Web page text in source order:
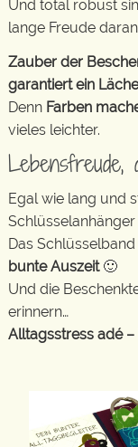
Und total robust
lange Freude
Zauber der
garantiert ein
Denn Farben
vieles leichter.
Egal wie lang und
Das
bunte Auszeit🙂
Und die
erinnern…
Alltagsstress adé